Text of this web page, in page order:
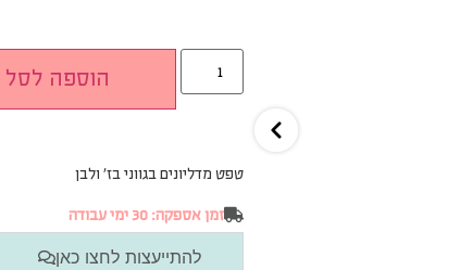
הוספה לסל
טפט מדליונים בגווני בז’ ולבן
זמן אספקה: 30 ימי עבודה
להתייעצות לחצו כאן